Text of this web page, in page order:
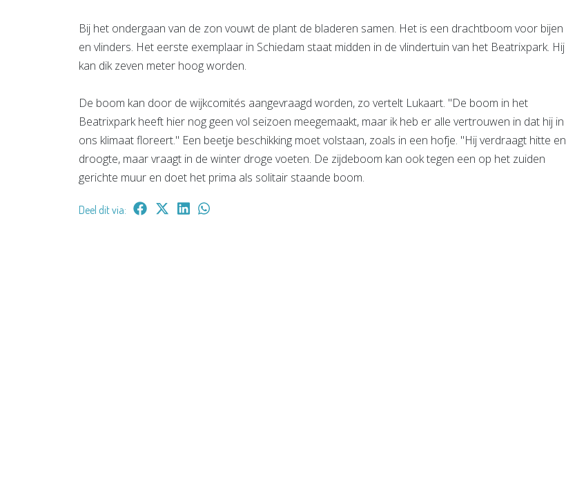
Bij het ondergaan van de zon vouwt de plant de bladeren samen. Het is een drachtboom voor bijen
en vlinders. Het eerste exemplaar in Schiedam staat midden in de vlindertuin van het Beatrixpark. Hij
kan dik zeven meter hoog worden.
De boom kan door de wijkcomités aangevraagd worden, zo vertelt Lukaart. "De boom in het
Beatrixpark heeft hier nog geen vol seizoen meegemaakt, maar ik heb er alle vertrouwen in dat hij in
ons klimaat floreert." Een beetje beschikking moet volstaan, zoals in een hofje. "Hij verdraagt hitte en
droogte, maar vraagt in de winter droge voeten. De zijdeboom kan ook tegen een op het zuiden
gerichte muur en doet het prima als solitair staande boom.
Deel dit via: